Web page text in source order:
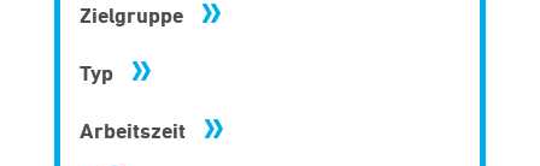
Zielgruppe
Typ
Arbeitszeit